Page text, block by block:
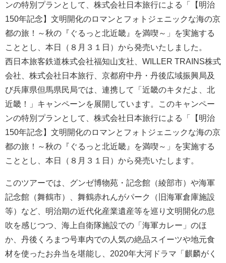
ンの特別プランとして、株式会社日本旅行による「【明治
150年記念】文明開化のロマンとフォトジェニックな海の京
都の旅！～秋の『ぐるっと北近畿』を満喫～」を実施する
こととし、本日（８月３１日）から発売いたしました。
西日本旅客鉄道株式会社福知山支社、WILLER TRAINS株式
会社、株式会社日本旅行、京都府中丹・丹後広域振興局及
び兵庫県但馬県民局では、連携して「近畿のキタだよ、北
近畿！」キャンペーンを展開しています。このキャンペー
ンの特別プランとして、株式会社日本旅行による「【明治
150年記念】文明開化のロマンとフォトジェニックな海の京
都の旅！～秋の『ぐるっと北近畿』を満喫～」を実施する
こととし、本日（８月３１日）から発売いたします。
このツアーでは、グンゼ博物苑・記念館（綾部市）や海軍
記念館（舞鶴市）、舞鶴赤れんがパーク（旧海軍倉庫施設
等）など、明治期の近代化産業遺産等を巡り文明開化の息
吹を感じつつ、海上自衛隊施設での「海軍カレー」のほ
か、丹後くろまつ号車内での人気の絶品スイーツや地元食
材を使ったお弁当を堪能し、2020年大河ドラマ「麒麟がく